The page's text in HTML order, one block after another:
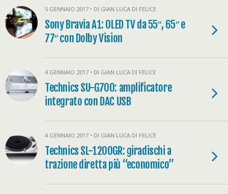
5 GENNAIO 2017 • DI GIAN LUCA DI FELICE
Sony Bravia A1: OLED TV da 55″, 65″ e
77″ con Dolby Vision
4 GENNAIO 2017 • DI GIAN LUCA DI FELICE
Technics SU-G700: amplificatore
integrato con DAC USB
4 GENNAIO 2017 • DI GIAN LUCA DI FELICE
Technics SL-1200GR: giradischi a
trazione diretta più “economico”